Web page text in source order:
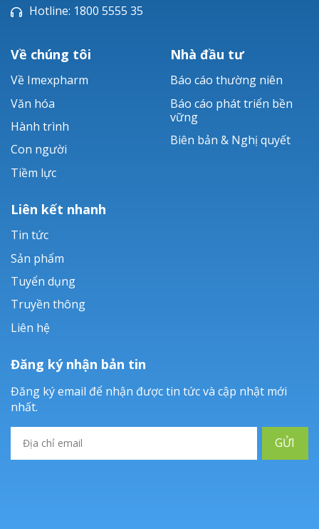
Bacsulfo®
Hotline: 1800 5555 35
Về chúng tôi
Về Imexpharm
Văn hóa
Hành trình
Con người
Tiềm lực
Nhà đầu tư
Báo cáo thường niên
Báo cáo phát triển bền
vững
Biên bản & Nghị quyết
Liên kết nhanh
Tin tức
Sản phẩm
Tuyển dụng
Truyền thông
Liên hệ
Đăng ký nhận bản tin
Đăng ký email để nhận được tin tức và cập nhật mới
nhất.
GỬI